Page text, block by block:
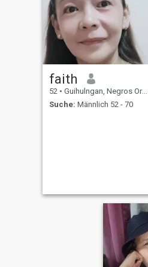
faith
52 • Guihulngan, Negros Oriental, Philippinen
Suche: Männlich 52 - 70